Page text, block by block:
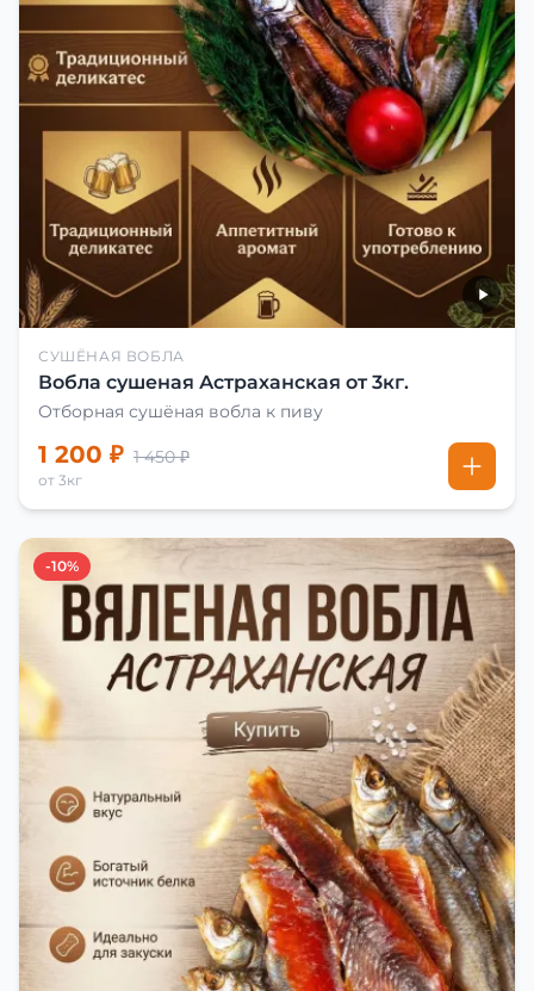
СУШЁНАЯ ВОБЛА
Вобла сушеная Астраханская от 3кг.
Отборная сушёная вобла к пиву
1 200 ₽ 1 450 ₽
от 3кг
-10%